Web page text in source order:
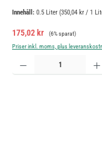
Innehåll: 0.5 Liter (350,04 kr / 1
Försäljningspris:
175,02 kr Ordinarie pris:
(6% sparat)
Priser inkl. moms, plus
Produktkvantitet: Ange önskat